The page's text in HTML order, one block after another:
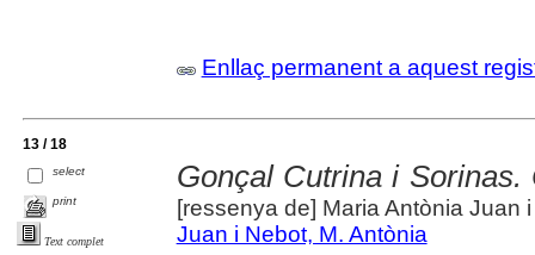
Enllaç permanent a aquest
13 / 18
select
print
Text complet
Gonçal Cutrina i
[ressenya de] Maria Antònia Juan
Juan i Nebot, M. Antònia